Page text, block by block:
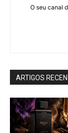
O seu canal
ARTIGOS